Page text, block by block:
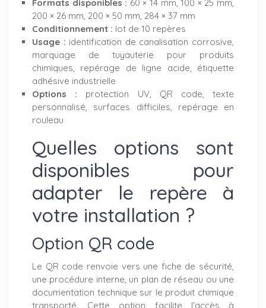
Formats disponibles : 60 × 14 mm, 100 × 25 mm,
200 × 26 mm, 200 × 50 mm, 284 × 37 mm
Conditionnement : lot de 10 repères
Usage : identification de canalisation corrosive,
marquage de tuyauterie pour produits
chimiques, repérage de ligne acide, étiquette
adhésive industrielle
Options : protection UV, QR code, texte
personnalisé, surfaces difficiles, repérage en
rouleau
Quelles options sont
disponibles pour
adapter le repère à
votre installation ?
Option QR code
Le QR code renvoie vers une fiche de sécurité,
une procédure interne, un plan de réseau ou une
documentation technique sur le produit chimique
transporté. Cette option facilite l'accès à